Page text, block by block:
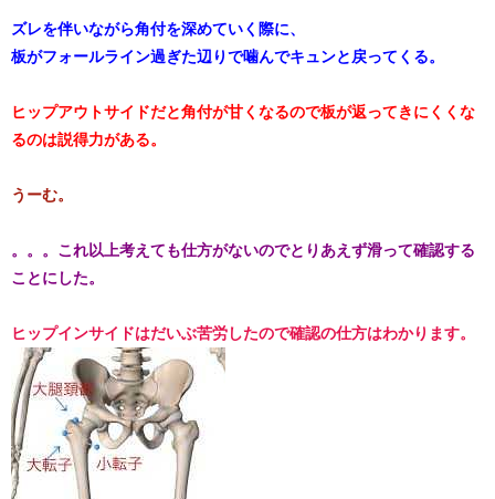
ズレを伴いながら角付を深めていく際に、
板がフォールライン過ぎた辺りで噛んでキュンと戻ってくる。
ヒップアウトサイドだと角付が甘くなるので板が返ってきにくくな
るのは説得力がある。
​うーむ。
​。。。これ以上考えても仕方がないのでとりあえず滑って確認する
ことにした。​
ヒップインサイドはだいぶ苦労したので確認の仕方はわかります。